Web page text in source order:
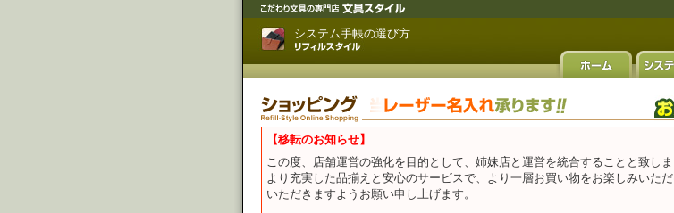
システム手帳の選び方
【移転のお知らせ】
この度、店舗運営の強化を目的として、姉妹店と運営を統合することと致しま
より充実した品揃えと安心のサービスで、より一層お買い物をお楽しみいた
いただきますようお願い申し上げます。